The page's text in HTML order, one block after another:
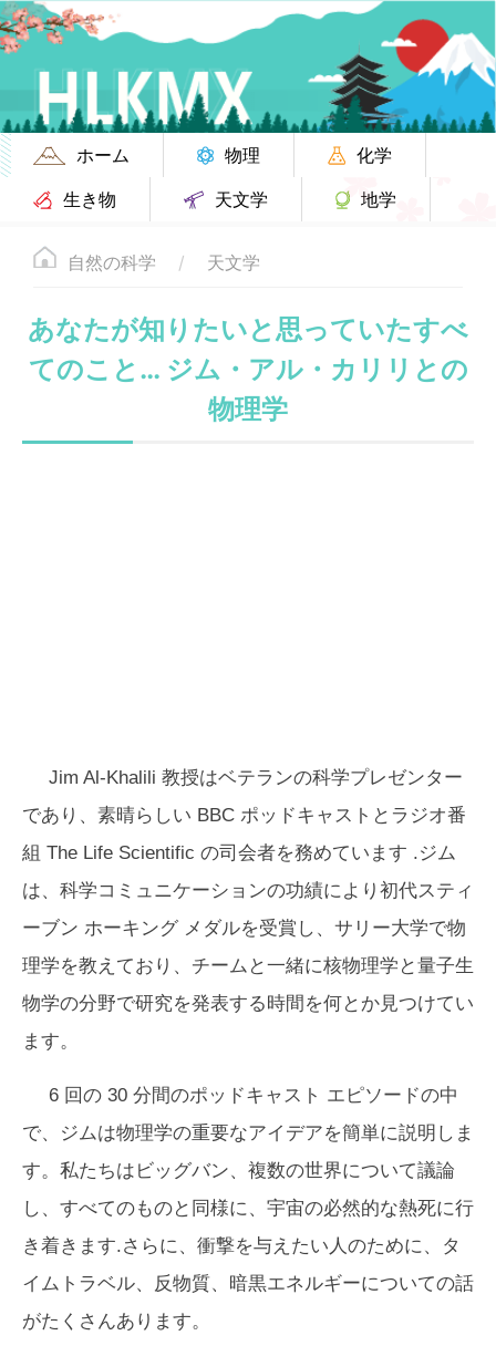
ホーム 物理
化学
生き物
天文学 地学
自然の科学 天文学
あなたが知りたいと思っていたすべ
てのこと… ジム・アル・カリリとの
物理学
Jim Al-Khalili 教授はベテランの科学プレゼンター
であり、素晴らしい BBC ポッドキャストとラジオ番
組 The Life Scientific の司会者を務めています .ジム
は、科学コミュニケーションの功績により初代スティ
ーブン ホーキング メダルを受賞し、サリー大学で物
理学を教えており、チームと一緒に核物理学と量子生
物学の分野で研究を発表する時間を何とか見つけてい
ます。
6 回の 30 分間のポッドキャスト エピソードの中
で、ジムは物理学の重要なアイデアを簡単に説明しま
す。私たちはビッグバン、複数の世界について議論
し、すべてのものと同様に、宇宙の必然的な熱死に行
き着きます.さらに、衝撃を与えたい人のために、タ
イムトラベル、反物質、暗黒エネルギーについての話
がたくさんあります。